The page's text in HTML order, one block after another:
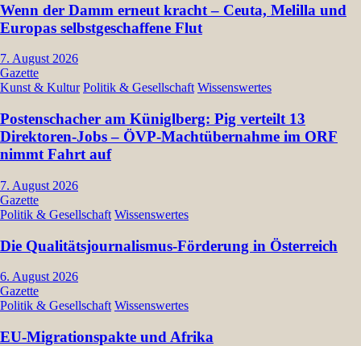
Wenn der Damm erneut kracht – Ceuta, Melilla und
Europas selbstgeschaffene Flut
7. August 2026
Gazette
Kunst & Kultur Politik & Gesellschaft Wissenswertes
Postenschacher am Küniglberg: Pig verteilt 13
Direktoren-Jobs – ÖVP-Machtübernahme im ORF
nimmt Fahrt auf
7. August 2026
Gazette
Politik & Gesellschaft Wissenswertes
Die Qualitätsjournalismus-Förderung in Österreich
6. August 2026
Gazette
Politik & Gesellschaft Wissenswertes
EU-Migrationspakte und Afrika